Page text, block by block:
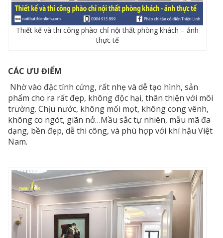
Thiết kế và thi công phào chỉ nội thất phòng khách – ảnh
thực tế
CÁC ƯU ĐIỂM
Nhờ vào đặc tính cứng, rất nhẹ và dễ tạo hình, sản
phẩm cho ra rất đẹp, không độc hại, thân thiện với môi
trường. Chịu nước, không mối mọt, không cong vênh,
không co ngót, giãn nở…Mầu sắc tự nhiên, mẫu mã đa
dạng, bền đẹp, dễ thi công, và phù hợp với khí hậu Việt
Nam.